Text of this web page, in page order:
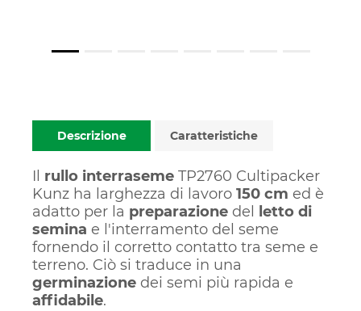
Descrizione Caratteristiche
Il rullo interraseme TP2760 Cultipacker
Kunz ha larghezza di lavoro 150 cm ed è
adatto per la preparazione del
letto di
semina e l'interramento del seme
fornendo il corretto contatto tra seme e
terreno. Ciò si traduce in una
germinazione dei semi più rapida e
affidabile.